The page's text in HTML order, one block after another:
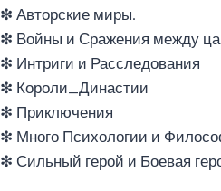
❇︎︎ ︎Авторские миры.
❇︎︎ Войны и Сражения между
❇︎︎ ︎Интриги и Расследования
❇︎︎ ︎Короли_Династии
❇︎︎ ︎Приключения
❇︎ Много Психологии и
❇︎︎︎ Сильный герой и Боевая